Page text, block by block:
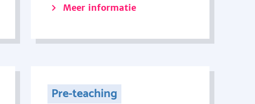
Meer informatie
Pre-teaching